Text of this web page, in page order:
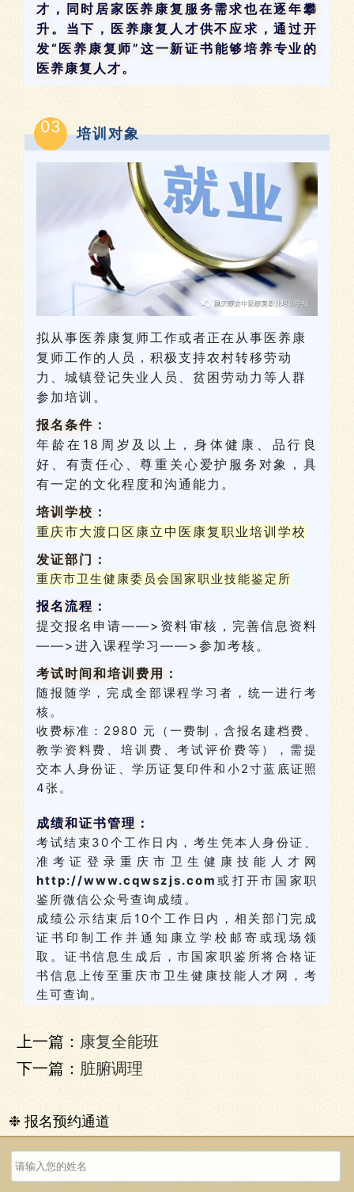
才，同时居家医养康复服务需求也在逐年攀
升。 当下，医养康复人才供不应求，通过开
发“医养康复师”这一新证书能够培养专业的
医养康复人才。
03 培训对象
拟从事医养康复师工作或者正在从事医养康
复师工作的人员，积极支持农村转移劳动
力、城镇登记失业人员、贫困劳动力等人群
参加培训。
报名条件：
年龄在18周岁及以上，身体健康、品行良
好、有责任心、尊重关心爱护服务对象，具
有一定的文化程度和沟通能力。
培训学校：
重庆市大渡口区康立中医康复职业培训学校
发证部门：
重庆市卫生健康委员会国家职业技能鉴定所
报名流程：
提交报名申请——>资料审核，完善信息资料
——>进入课程学习——>参加考核。
考试时间和培训费用：
随报随学，完成全部课程学习者，统一进行考
核。
收费标准：2980 元（一费制，含报名建档费、
教学资料费、培训费、考试评价费等），需提
交本人身份证、学历证复印件和小2寸蓝底证照
4张。
成绩和证书管理：
考试结束30个工作日内，考生凭本人身份证、
准考证登录重庆市卫生健康技能人才网
http://www.cqwszjs.com 或打开市国家职
鉴所微信公众号查询成绩。
成绩公示结束后10个工作日内，相关部门完成
证书印制工作并通知康立学校邮寄或现场领
取。证书信息生成后，市国家职鉴所将合格证
书信息上传至重庆市卫生健康技能人才网，考
生可查询。
上一篇： 康复全能班
下一篇： 脏腑调理
❉ 报名预约通道